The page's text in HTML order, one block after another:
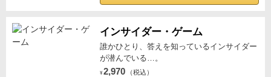
インサイダー・ゲーム
誰かひとり、答えを知っているインサイダー
が潜んでいる…。
¥ 2,970 （税込）